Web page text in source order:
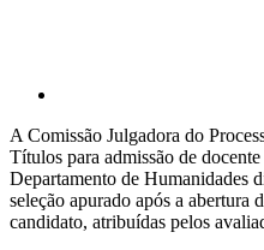
A Comissão Julgadora do
Títulos para admissão de
Departamento de Humanidades
seleção apurado após a abertura
candidato, atribuídas pelos